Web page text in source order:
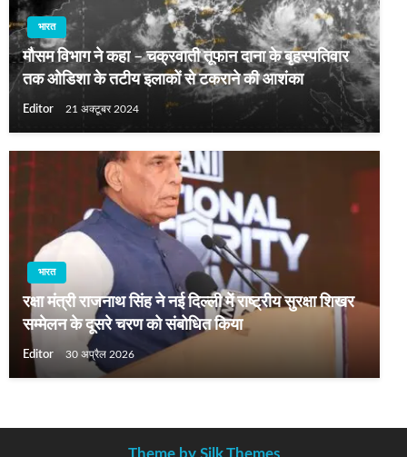
भारत
मौसम विभाग ने कहा – चक्रवाती तूफान दाना के बृहस्‍पतिवार
तक ओडिशा के तटीय इलाकों से टकराने की आशंका
Editor 21 अक्टूबर 2024
भारत
रक्षा मंत्री राजनाथ सिंह ने नई दिल्ली में राष्ट्रीय सुरक्षा शिखर
सम्मेलन के दूसरे चरण को संबोधित किया
Editor 30 अप्रैल 2026
Theme by Silk Themes